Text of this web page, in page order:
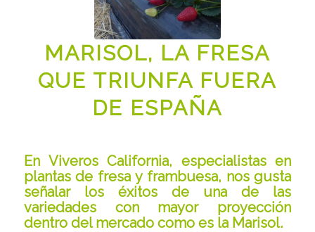
MARISOL, LA FRESA
QUE TRIUNFA FUERA
DE ESPAÑA
EnViveros California, especialistas en
plantas de fresa y frambuesa, nos gusta
señalar los éxitos de una de las
variedades con mayor proyección
dentro del mercado como es la Marisol.